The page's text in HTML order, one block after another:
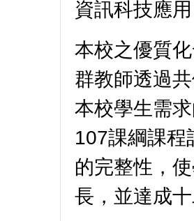
資訊科技應
本校之優質
群教師透過
本校學生需
107課綱課程
的完整性，
長，並達成